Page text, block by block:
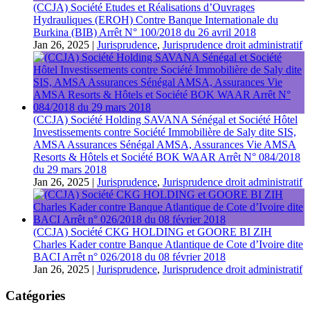
(CCJA) Société Etudes et Réalisations d’Ouvrages
Hydrauliques (EROH) Contre Banque Internationale du
Burkina (BIB) Arrêt N° 100/2018 du 26 avril 2018
Jan 26, 2025 | Jurisprudence, Jurisprudence droit administratif
(CCJA) Société Holding SAVANA Sénégal et Société Hôtel
Investissements contre Société Immobilière de Saly dite SIS,
AMSA Assurances Sénégal AMSA, Assurances Vie AMSA
Resorts & Hôtels et Société BOK WAAR Arrêt N° 084/2018
du 29 mars 2018
Jan 26, 2025 | Jurisprudence, Jurisprudence droit administratif
(CCJA) Société CKG HOLDING et GOORE BI ZIH
Charles Kader contre Banque Atlantique de Cote d’Ivoire dite
BACI Arrêt n° 026/2018 du 08 février 2018
Jan 26, 2025 | Jurisprudence, Jurisprudence droit administratif
Catégories